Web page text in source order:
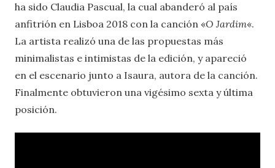
ha sido Claudia Pascual, la cual abanderó al país
anfitrión en Lisboa 2018 con la canción «O Jardim«.
La artista realizó una de las propuestas más
minimalistas e intimistas de la edición, y apareció
en el escenario junto a Isaura, autora de la canción.
Finalmente obtuvieron una vigésimo sexta y última
posición.